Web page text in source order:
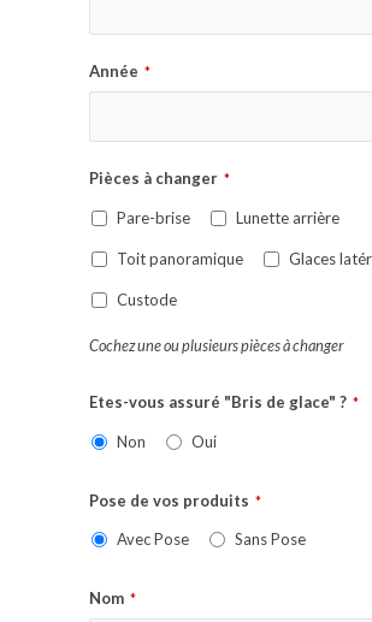
Année *
Pièces à changer *
Pare-brise Lunette arrière
Toit panoramique Glaces
Custode
Cochez une ou plusieurs pièces à changer
Etes-vous assuré "Bris de glace" ? *
Non Oui
Pose de vos produits *
Avec Pose Sans Pose
Nom *